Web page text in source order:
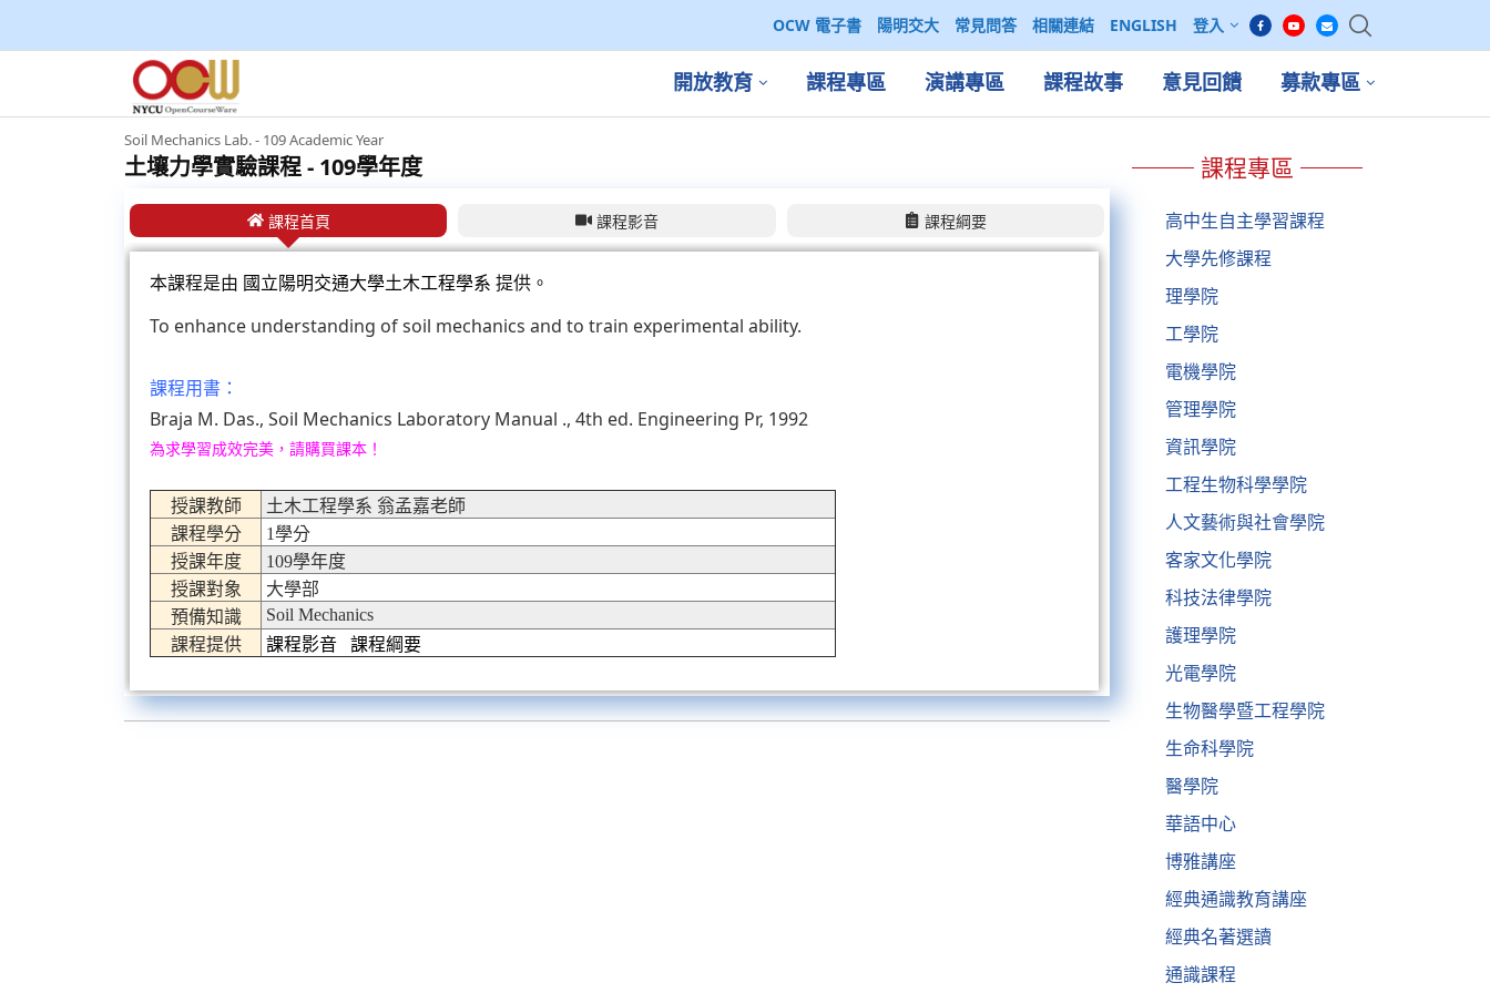
OCW 電子書 陽明交大 常見問答 相關連結 ENGLISH 登入
開放教育 課程專區 演講專區 課程故事 意見回饋 募款專區
Soil Mechanics Lab. - 109 Academic Year
土壤力學實驗課程 - 109學年度
課程首頁 課程影音 課程綱要
本課程是由 國立陽明交通大學土木工程學系 提供。
To enhance understanding of soil mechanics and to train experimental ability.
課程用書：
Braja M. Das., Soil Mechanics Laboratory Manual ., 4th ed. Engineering Pr, 1992
為求學習成效完美，請購買課本！
授課教師
土木工程學系 翁孟嘉老師
課程學分
1學分
授課年度
109學年度
授課對象
大學部
預備知識
Soil Mechanics
課程提供
課程影音 課程綱要
課程專區
高中生自主學習課程
大學先修課程
理學院
工學院
電機學院
管理學院
資訊學院
工程生物科學學院
人文藝術與社會學院
客家文化學院
科技法律學院
護理學院
光電學院
生物醫學暨工程學院
生命科學院
醫學院
華語中心
博雅講座
經典通識教育講座
經典名著選讀
通識課程